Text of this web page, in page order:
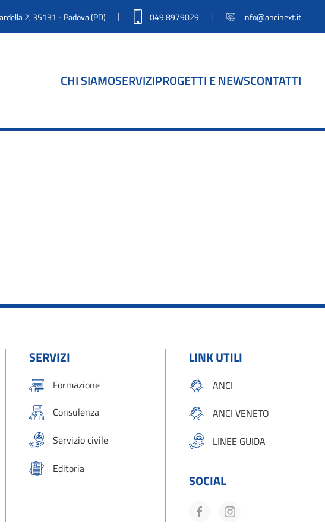
2, 35131 - Padova (PD) | 049.8979029 | info@ancinext.it
CHI SIAMOSERVIZIPROGETTI E NEWSCONTATTI
SERVIZI
Formazione
Consulenza
Servizio civile
Editoria
LINK UTILI
ANCI
ANCI VENETO
LINEE GUIDA
SOCIAL